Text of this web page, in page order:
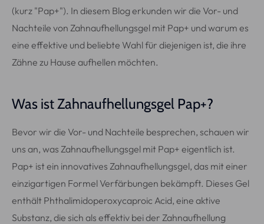
(kurz "Pap+"). In diesem Blog erkunden wir die Vor- und
Nachteile von Zahnaufhellungsgel mit Pap+ und warum es
eine effektive und beliebte Wahl für diejenigen ist, die ihre
Zähne zu Hause aufhellen möchten.
Was ist Zahnaufhellungsgel Pap+?
Bevor wir die Vor- und Nachteile besprechen, schauen wir
uns an, was Zahnaufhellungsgel mit Pap+ eigentlich ist.
Pap+ ist ein innovatives Zahnaufhellungsgel, das mit einer
einzigartigen Formel Verfärbungen bekämpft. Dieses Gel
enthält Phthalimidoperoxycaproic Acid, eine aktive
Substanz, die sich als effektiv bei der Zahnaufhellung